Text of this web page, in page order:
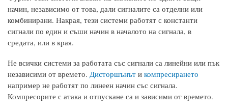
начин, независимо от това, дали сигналите са отделни или
комбинирани. Накрая, тези системи работят с константи
сигнали по един и съши начин в началото на сигнала, в
средата, или в края.
Не всички системи за работата със сигнали са линейни или пък
независими от времето. Дисторшънът и компресирането
например не работят по линеен начин със сигнала.
Компресорите с атака и отпускане са и зависими от времето.